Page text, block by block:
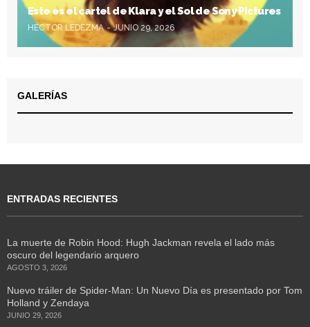
Este es el cartel de Klara y el Sol de Sony Pictures
HÉCTOR LEDEZMA JUNIO 29, 2026
GALERÍAS
ENTRADAS RECIENTES
La muerte de Robin Hood: Hugh Jackman revela el lado más
oscuro del legendario arquero
AGOSTO 3, 2026
Nuevo tráiler de Spider-Man: Un Nuevo Día es presentado por Tom
Holland y Zendaya
JUNIO 29, 2026